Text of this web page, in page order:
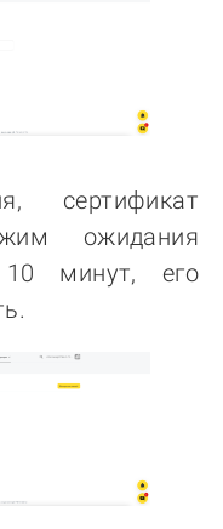
сертификат
ожидания
10 минут, его